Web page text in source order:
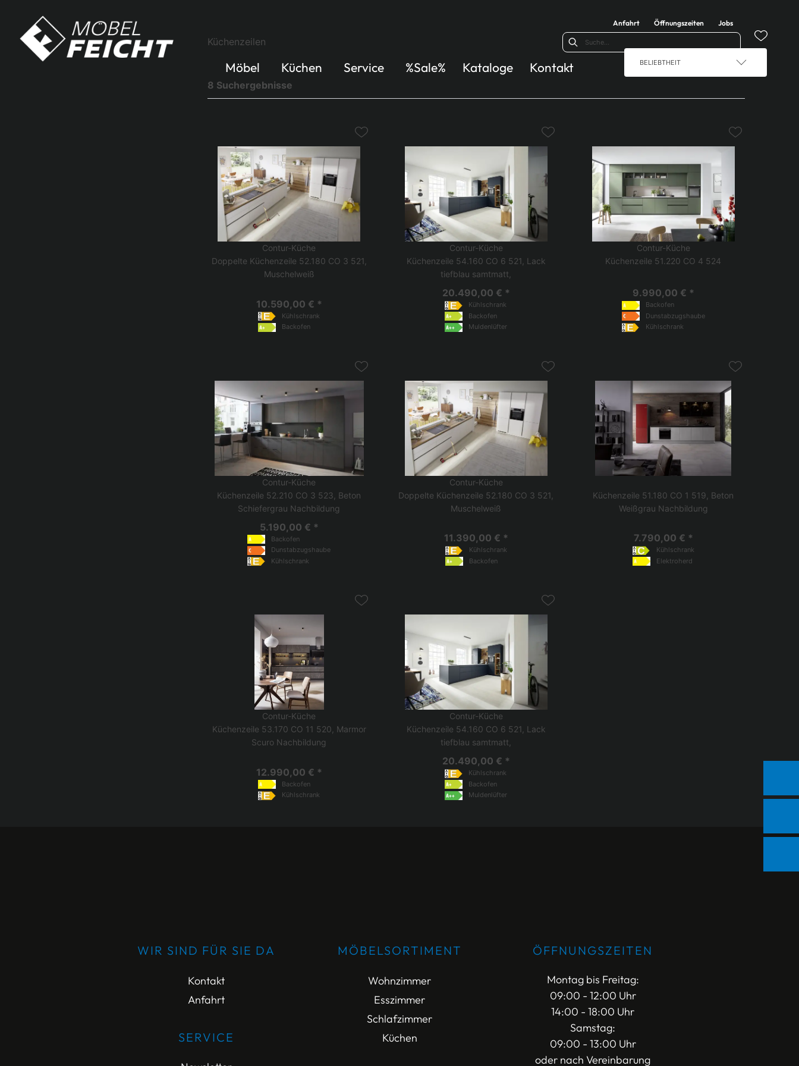
Anfahrt Öffnungszeiten Jobs
Möbel Küchen Service %Sale% Kataloge Kontakt
Küchenzeilen
BELIEBTHEIT
8 Suchergebnisse
Contur-Küche
Doppelte Küchenzeile 52.180 CO 3 521,
Muschelweiß
10.590,00 € *
Kühlschrank
Backofen
Contur-Küche
Küchenzeile 54.160 CO 6 521, Lack
tiefblau samtmatt,
20.490,00 € *
Kühlschrank
Backofen
Muldenlüfter
Contur-Küche
Küchenzeile 51.220 CO 4 524
9.990,00 € *
Backofen
Dunstabzugshaube
Kühlschrank
Contur-Küche
Küchenzeile 52.210 CO 3 523, Beton
Schiefergrau Nachbildung
5.190,00 € *
Backofen
Dunstabzugshaube
Kühlschrank
Contur-Küche
Doppelte Küchenzeile 52.180 CO 3 521,
Muschelweiß
11.390,00 € *
Kühlschrank
Backofen
Küchenzeile 51.180 CO 1 519, Beton
Weißgrau Nachbildung
7.790,00 € *
Kühlschrank
Elektroherd
Contur-Küche
Küchenzeile 53.170 CO 11 520, Marmor
Scuro Nachbildung
12.990,00 € *
Backofen
Kühlschrank
Contur-Küche
Küchenzeile 54.160 CO 6 521, Lack
tiefblau samtmatt,
20.490,00 € *
Kühlschrank
Backofen
Muldenlüfter
WIR SIND FÜR SIE DA
Kontakt
Anfahrt
SERVICE
MÖBELSORTIMENT
Wohnzimmer
Esszimmer
Schlafzimmer
Küchen
ÖFFNUNGSZEITEN
Montag bis Freitag:
09:00 - 12:00 Uhr
14:00 - 18:00 Uhr
Samstag:
09:00 - 13:00 Uhr
oder nach Vereinbarung